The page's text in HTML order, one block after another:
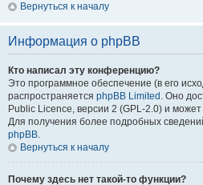
Вернуться к началу
Информация о phpBB
Кто написал эту конференцию?
Это программное обеспечение (в его
распространяется phpBB Limited . Оно
Public Licence, версии 2 (GPL-2.0) и
Для получения более подробных
phpBB.
Вернуться к началу
Почему здесь нет такой-то функции?